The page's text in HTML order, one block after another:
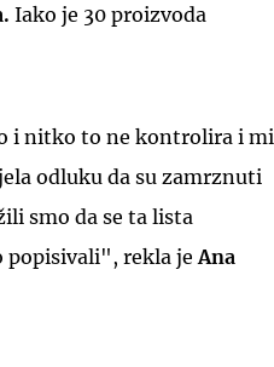
Iako je 30 proizvoda
i nitko to ne kontrolira i mi
odluku da su zamrznuti
smo da se ta lista
popisivali", rekla je Ana